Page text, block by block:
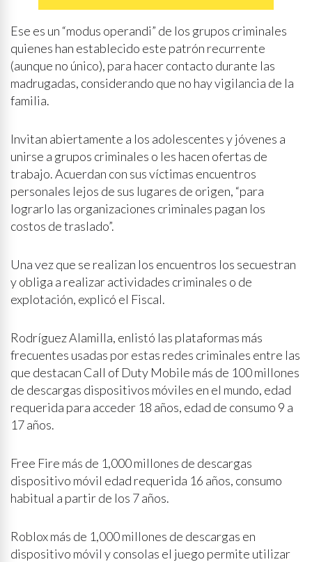
Ese es un “modus operandi” de los grupos criminales
quienes han establecido este patrón recurrente
(aunque no único), para hacer contacto durante las
madrugadas, considerando que no hay vigilancia de la
familia.
Invitan abiertamente a los adolescentes y jóvenes a
unirse a grupos criminales o les hacen ofertas de
trabajo. Acuerdan con sus víctimas encuentros
personales lejos de sus lugares de origen, “para
lograrlo las organizaciones criminales pagan los
costos de traslado”.
Una vez que se realizan los encuentros los secuestran
y obliga a realizar actividades criminales o de
explotación, explicó el Fiscal.
Rodríguez Alamilla, enlistó las plataformas más
frecuentes usadas por estas redes criminales entre las
que destacan Call of Duty Mobile más de 100 millones
de descargas dispositivos móviles en el mundo, edad
requerida para acceder 18 años, edad de consumo 9 a
17 años.
Free Fire más de 1,000 millones de descargas
dispositivo móvil edad requerida 16 años, consumo
habitual a partir de los 7 años.
Roblox más de 1,000 millones de descargas en
dispositivo móvil y consolas el juego permite utilizar